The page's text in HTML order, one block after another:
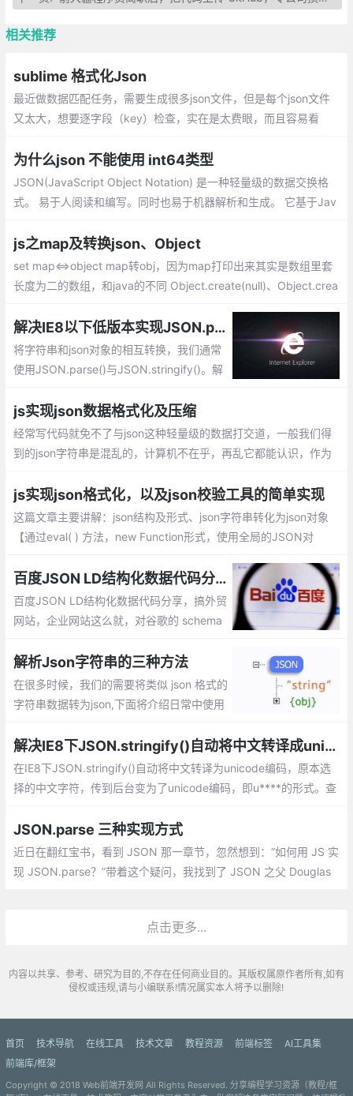
相关推荐
sublime 格式化Json
最近做数据匹配任务，需要生成很多json文件，但是每个json文件
又太大，想要逐字段（key）检查，实在是太费眼，而且容易看
格式化
为什么json 不能使用 int64类型
JSON(JavaScript Object Notation) 是一种轻量级的数据交换格
式。 易于人阅读和编写。同时也易于机器解析和生成。 它基于Jav
on - December 1999的一个子集
js之map及转换json、Object
set map<=>object map转obj，因为map打印出来其实是数组里套
长度为二的数组，和java的不同 Object.create(null)、Object.crea
没有、后两个一样继承了object类，有两个内置方法
解决IE8以下低版本实现JSON.parse()与JSON.stringify()的兼容
将字符串和json对象的相互转换，我们通常
使用JSON.parse()与JSON.stringify()。解
N.stringify()的兼容呢：利用eval方式解析、
new Function形式、自定义兼容json的方
法、head头添加mate等
js实现json数据格式化及压缩
经常写代码就免不了与json这种轻量级的数据打交道，一般我们得
到的json字符串是混乱的，计算机不在乎，再乱它都能认识，作为
js实现json格式化，以及json校验工具的简单实现
这篇文章主要讲解：json结构及形式、json字符串转化为json对象
【通过eval( ) 方法，new Function形式，使用全局的JSON对
百度JSON LD结构化数据代码分享
百度JSON LD结构化数据代码分享，搞外贸
网站，企业网站这么就，对谷歌的 schema
数据就了解太少了
解析Json字符串的三种方法
在很多时候，我们的需要将类似 json 格式的
字符串数据转为json,下面将介绍日常中使用
解决IE8下JSON.stringify()自动将中文转译成unicode的方法
在IE8下JSON.stringify()自动将中文转译为unicode编码，原本选
择的中文字符，传到后台变为了unicode编码，即u****的形式。查
stringify()会自动将编码从utf-8转为unicode编码，导致出现这种类
似于乱码的情况。
JSON.parse 三种实现方式
近日在翻红宝书，看到 JSON 那一章节，忽然想到：“如何用 JS 实
现 JSON.parse？”带着这个疑问，我找到了 JSON 之父 Douglas
点击更多...
内容以共享、参考、研究为目的,不存在任何商业目的。其版权属原作者所有,如有
侵权或违规,请与小编联系!情况属实本人将予以删除!
首页 技术导航 在线工具 技术文章 教程资源 前端标签
AI工具集
前端库/框架